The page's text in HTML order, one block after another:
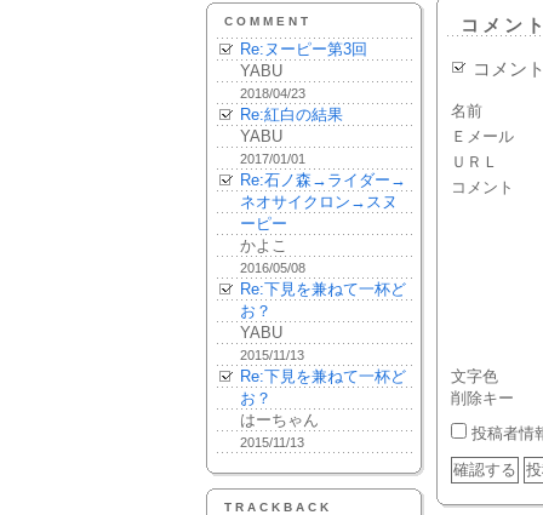
COMMENT
Re:ヌーピー第3回
YABU
2018/04/23
Re:紅白の結果
YABU
2017/01/01
Re:石ノ森→ライダー→
ネオサイクロン→スヌ
ーピー
かよこ
2016/05/08
Re:下見を兼ねて一杯ど
お？
YABU
2015/11/13
Re:下見を兼ねて一杯ど
お？
はーちゃん
2015/11/13
TRACKBACK
コメン
コメン
名前
Ｅメール
ＵＲＬ
コメント
文字色
削除キー
投稿者情